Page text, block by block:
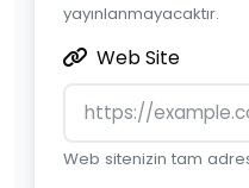
yayınlanmayacaktır.
Web Site
Web sitenizin tam